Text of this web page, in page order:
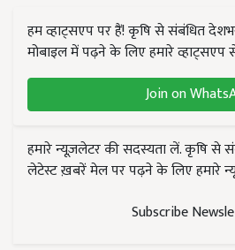
हम व्हाट्सएप पर हैं! कृषि से संबंधित
मोबाइल में पढ़ने के लिए हमारे व्हाट्सएप
Join on
हमारे न्यूज़लेटर की सदस्यता लें. कृषि से
लेटेस्ट ख़बरें मेल पर पढ़ने के लिए हमारे
Subscribe